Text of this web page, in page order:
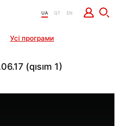
UA QT EN
Усі програми
(qısım 1)